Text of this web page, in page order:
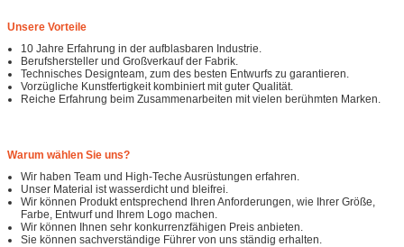
Unsere Vorteile
10 Jahre Erfahrung in der aufblasbaren Industrie.
Berufshersteller und Großverkauf der Fabrik.
Technisches Designteam, zum des besten Entwurfs zu garantieren.
Vorzügliche Kunstfertigkeit kombiniert mit guter Qualität.
Reiche Erfahrung beim Zusammenarbeiten mit vielen berühmten Marken.
Warum wählen Sie uns?
Wir haben Team und High-Teche Ausrüstungen erfahren.
Unser Material ist wasserdicht und bleifrei.
Wir können Produkt entsprechend Ihren Anforderungen, wie Ihrer Größe,
Farbe, Entwurf und Ihrem Logo machen.
Wir können Ihnen sehr konkurrenzfähigen Preis anbieten.
Sie können sachverständige Führer von uns ständig erhalten.